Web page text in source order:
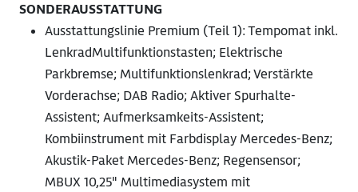
SONDERAUSSTATTUNG
Ausstattungslinie Premium (Teil 1): Tempomat inkl.
LenkradMultifunktionstasten; Elektrische
Parkbremse; Multifunktionslenkrad; Verstärkte
Vorderachse; DAB Radio; Aktiver Spurhalte-
Assistent; Aufmerksamkeits-Assistent;
Kombiinstrument mit Farbdisplay Mercedes-Benz;
Akustik-Paket Mercedes-Benz; Regensensor;
MBUX 10,25" Multimediasystem mit